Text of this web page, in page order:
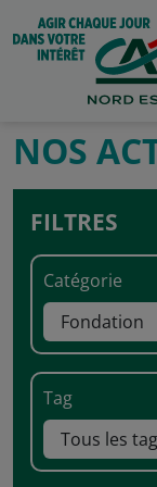
NOS
FILTRES
Catégorie
Tag